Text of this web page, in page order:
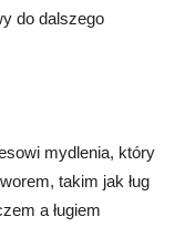
do dalszego
mydlenia, który
takim jak ług
a ługiem